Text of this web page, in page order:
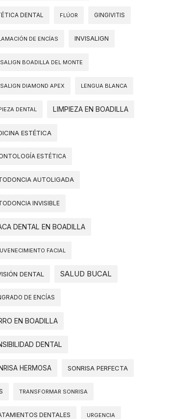
DENTAL FLÚOR GINGIVITIS
DE ENCÍAS INVISALIGN
BOADILLA DEL MONTE
DIAMOND APEX LENGUA BLANCA
DENTAL LIMPIEZA EN BOADILLA
ESTÉTICA
ESTÉTICA
AUTOLIGADA
INVISIBLE
DENTAL EN BOADILLA
FACIAL
DENTAL SALUD BUCAL
DE ENCÍAS
EN BOADILLA
DENTAL
HERMOSA SONRISA PERFECTA
TRANSFORMAR SONRISA
DENTALES URGENCIA